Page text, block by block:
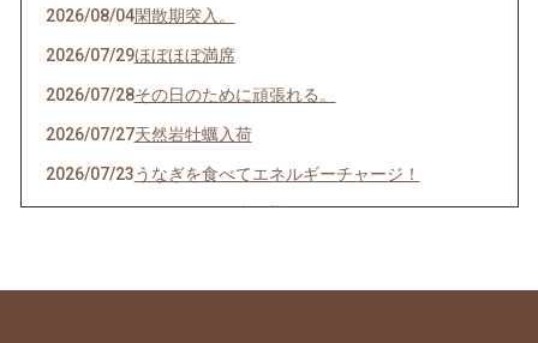
2026/08/04閑散期突入。
2026/07/29ほぼほぼ満席
2026/07/28その日のために頑張れる。
2026/07/27天然岩牡蠣入荷
2026/07/23うなぎを食べてエネルギーチャージ！
2026/07/21明けましてお疲れ様！